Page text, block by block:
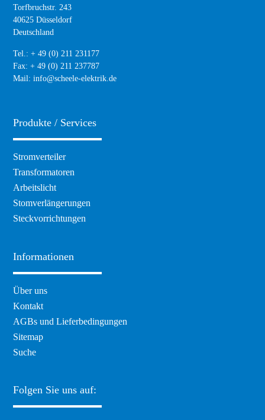
Torfbruchstr. 243
40625 Düsseldorf
Deutschland
Tel.: + 49 (0) 211 231177
Fax: + 49 (0) 211 237787
Mail:info@scheele-elektrik.de
Produkte / Services
Navigation
überspringen
Stromverteiler
Transformatoren
Arbeitslicht
Stomverlängerungen
Steckvorrichtungen
Informationen
Navigation
überspringen
Über uns
Kontakt
AGBs und Lieferbedingungen
Sitemap
Suche
Folgen Sie uns auf: